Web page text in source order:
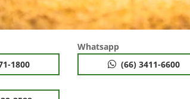
1800
Whatsapp
(66) 3411-6600